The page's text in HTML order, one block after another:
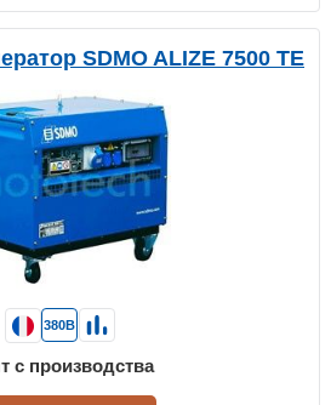
SDMO ALIZE 7500 TE
380В
с производства